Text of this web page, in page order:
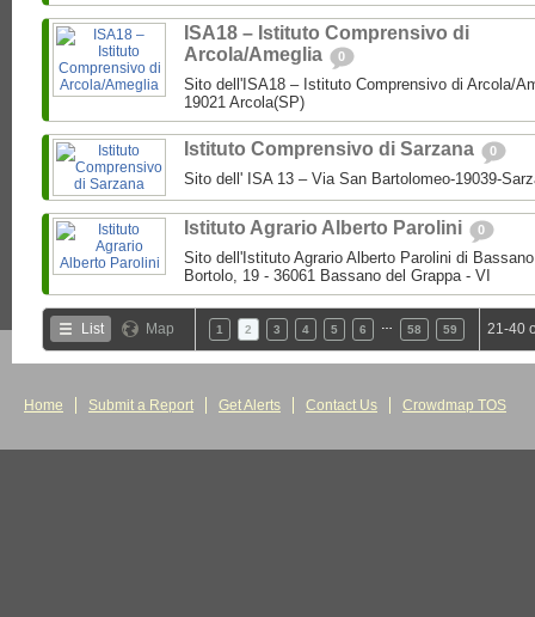
ISA18 – Istituto Comprensivo di
Arcola/Ameglia
0
Sito dell'ISA18 – Istituto Comprensivo di Arcola/
19021 Arcola(SP)
Istituto Comprensivo di Sarzana 0
Sito dell' ISA 13 – Via San Bartolomeo-19039-
Istituto Agrario Alberto Parolini 0
Sito dell'Istituto Agrario Alberto Parolini di
Bortolo, 19 - 36061 Bassano del Grappa - VI
List Map 1 2 3 4 5 6 58 59 21-40
Home Submit a Report Get Alerts Contact Us Crowdmap TOS